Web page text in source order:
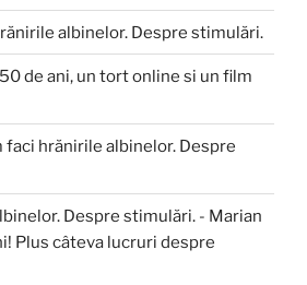
albinelor. Despre stimulări.
50 de ani, un tort online si un film
faci hrănirile albinelor. Despre
Despre stimulări. - Marian
Plus câteva lucruri despre